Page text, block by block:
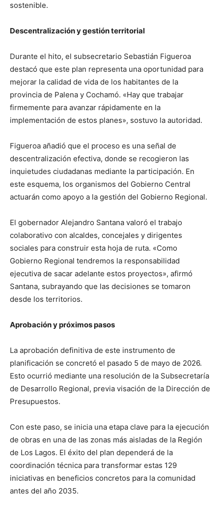
sostenible.
Descentralización y gestión territorial
Durante el hito, el subsecretario Sebastián Figueroa
destacó que este plan representa una oportunidad para
mejorar la calidad de vida de los habitantes de la
provincia de Palena y Cochamó. «Hay que trabajar
firmemente para avanzar rápidamente en la
implementación de estos planes», sostuvo la autoridad.
Figueroa añadió que el proceso es una señal de
descentralización efectiva, donde se recogieron las
inquietudes ciudadanas mediante la participación. En
este esquema, los organismos del Gobierno Central
actuarán como apoyo a la gestión del Gobierno Regional.
El gobernador Alejandro Santana valoró el trabajo
colaborativo con alcaldes, concejales y dirigentes
sociales para construir esta hoja de ruta. «Como
Gobierno Regional tendremos la responsabilidad
ejecutiva de sacar adelante estos proyectos», afirmó
Santana, subrayando que las decisiones se tomaron
desde los territorios.
Aprobación y próximos pasos
La aprobación definitiva de este instrumento de
planificación se concretó el pasado 5 de mayo de 2026.
Esto ocurrió mediante una resolución de la Subsecretaría
de Desarrollo Regional, previa visación de la Dirección de
Presupuestos.
Con este paso, se inicia una etapa clave para la ejecución
de obras en una de las zonas más aisladas de la Región
de Los Lagos. El éxito del plan dependerá de la
coordinación técnica para transformar estas 129
iniciativas en beneficios concretos para la comunidad
antes del año 2035.